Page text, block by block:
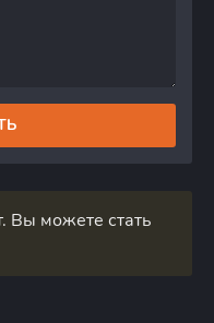
Вы можете стать